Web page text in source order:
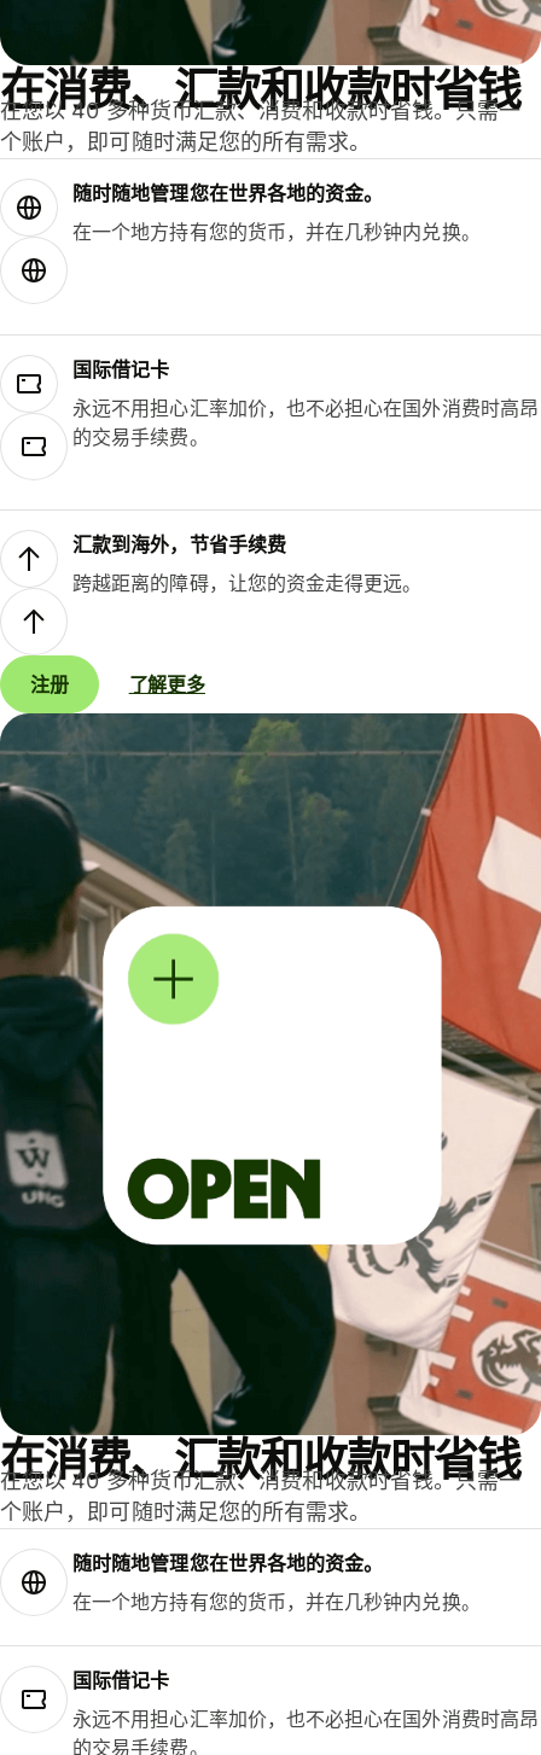
在消费、汇款和收款时省钱
在您以 40 多种货币汇款、消费和收款时省钱。只需一
个账户，即可随时满足您的所有需求。
随时随地管理您在世界各地的资金。
在一个地方持有您的货币，并在几秒钟内兑换。
国际借记卡
永远不用担心汇率加价，也不必担心在国外消费时高昂
的交易手续费。
汇款到海外，节省手续费
跨越距离的障碍，让您的资金走得更远。
注册 了解更多
在消费、汇款和收款时省钱
在您以 40 多种货币汇款、消费和收款时省钱。只需一
个账户，即可随时满足您的所有需求。
随时随地管理您在世界各地的资金。
在一个地方持有您的货币，并在几秒钟内兑换。
国际借记卡
永远不用担心汇率加价，也不必担心在国外消费时高昂
的交易手续费。